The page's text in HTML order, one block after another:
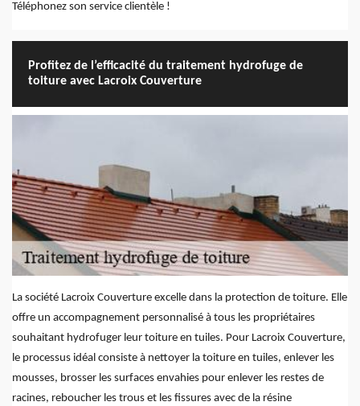
Téléphonez son service clientèle !
Profitez de l’efficacité du traitement hydrofuge de
toiture avec Lacroix Couverture
La société Lacroix Couverture excelle dans la protection de toiture. Elle
offre un accompagnement personnalisé à tous les propriétaires
souhaitant hydrofuger leur toiture en tuiles. Pour Lacroix Couverture,
le processus idéal consiste à nettoyer la toiture en tuiles, enlever les
mousses, brosser les surfaces envahies pour enlever les restes de
racines, reboucher les trous et les fissures avec de la résine